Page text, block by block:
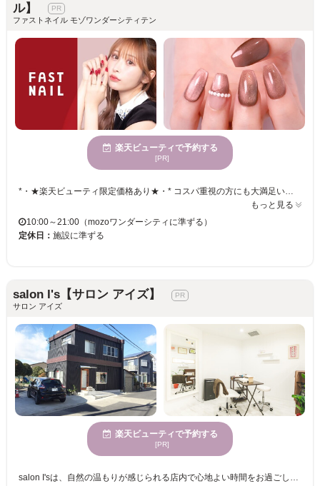
ル】
ファストネイル モゾワンダーシティテン
楽天ビューティで予約する
[PR]
*・★楽天ビューティ限定価格あり★・* コスパ重視の方にも大満足いただいています！ ☑ 忙しい方にも嬉しい【時短ネイル】 ☑ 落ち着いた空間で【リラックス施術】 ☑ シンプル〜トレンド・ニュアンスまで【幅広いデザイン対応】 当店はFASTNAILの中で 『技術&デザイン力・品質・お客さま満足度』が表彰される 【FASTNAILトップサロン2024】に選ばれました。 リーズナブルな価格と丁寧な施術で、 リラックスできるひとときをお過ごしください♪
もっと見る
10:00～21:00（mozoワンダーシティに準ずる）
定休日： 施設に準ずる
salon I's【サロン アイズ】
サロン アイズ
楽天ビューティで予約する
[PR]
salon I'sは、自然の温もりが感じられる店内で心地よい時間をお過ごしいただけるネイルサロンです。お客様のご要望を大切にし、マンツーマンの丁寧なカウンセリングと施術を通じて、あなただけの美しさを引き出します。年齢を問わず多様な方々にご利用いただき、豊富な経験を持つスタッフが一人ひとりに合ったサービスを提供します。ペット同伴可能なため、お忙しい日々でもリラックスしたひとときをお過ごしください。駐車場も完備しており、忙しい日常から少し離れ、自分自身のための贅沢な時間をご提供いたします。salon I'sで、新たな自分との出会いをお楽しみください。